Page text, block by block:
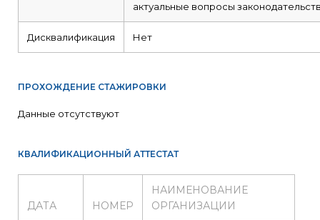
актуальные вопросы
Дисквалификация Нет
ПРОХОЖДЕНИЕ СТАЖИРОВКИ
Данные отсутствуют
КВАЛИФИКАЦИОННЫЙ АТТЕСТАТ
ДАТА НОМЕР
НАИМЕНОВАНИЕ
ОРГАНИЗАЦИИ